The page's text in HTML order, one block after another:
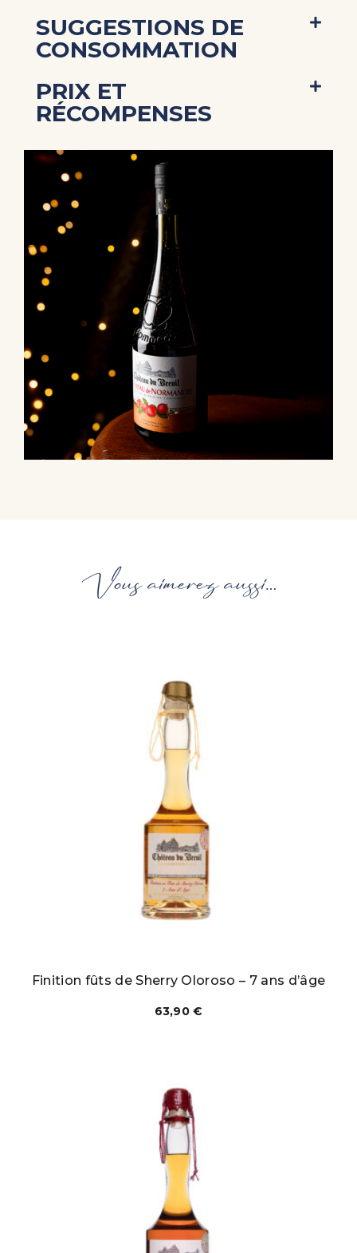
SUGGESTIONS DE
CONSOMMATION
PRIX ET
RÉCOMPENSES
Vous aimerez aussi…
Finition fûts de Sherry Oloroso – 7 ans d’âge
63,90€